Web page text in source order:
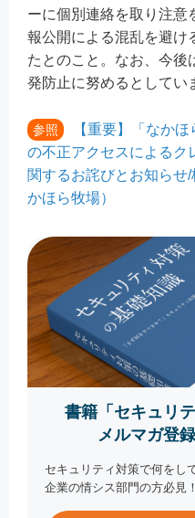
ーに個別連絡を取り注意
報公開による混乱を避け
たとのこと。なお、今後
発防止に努めるとしてい
参照
【重要】「なか
の不正アクセスによるク
関するお詫びとお知らせ
かほら牧場）
書籍「セキュリ
メルマガ登
セキュリティ対策で何をし
企業の情シス部門の方必見！